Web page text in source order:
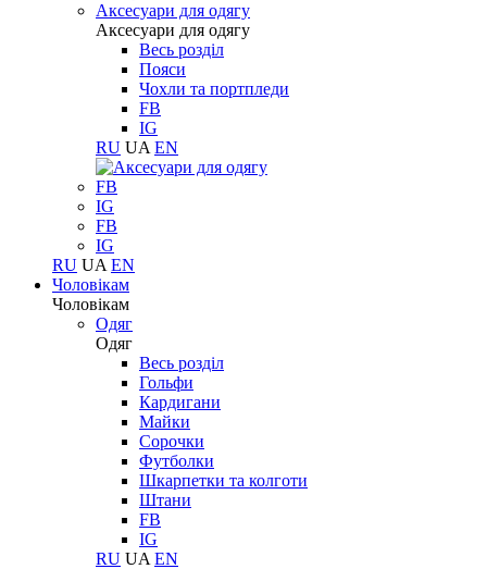
Aксесуари для одягу
Aксесуари для одягу
Весь розділ
Пояси
Чохли та портпледи
FB
IG
RU UA EN
FB
IG
FB
IG
RU UA EN
Чоловікам
Чоловікам
Одяг
Одяг
Весь розділ
Гольфи
Кардигани
Майки
Сорочки
Футболки
Шкарпетки та колготи
Штани
FB
IG
RU UA EN